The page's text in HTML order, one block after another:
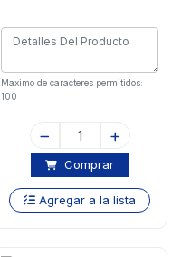
Maximo de caracteres permitidos:
100
Comprar
Agregar a la lista